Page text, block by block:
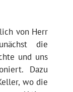
von Herr
die
und uns
Dazu
wo die